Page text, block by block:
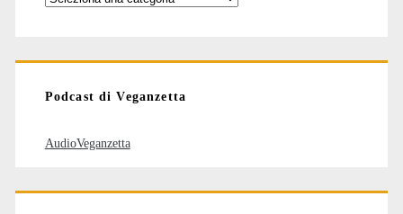
Podcast di Veganzetta
AudioVeganzetta